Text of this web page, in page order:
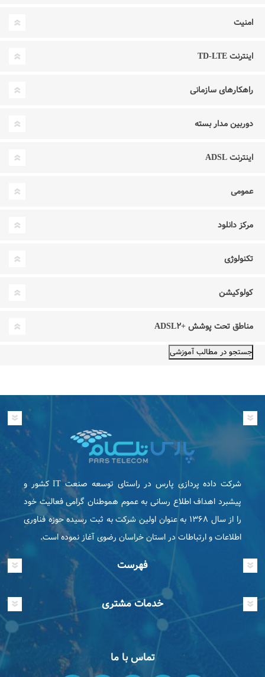
امنیت
اینترنت TD-LTE
راهکارهای سازمانی
دوربین مدار بسته
اینترنت ADSL
عمومی
مرکز دانلود
تکنولوژی
کولوکیشن
مناطق تحت پوشش +ADSL۲
شرکت داده پردازی پارس در راستای توسعه صنعت IT كشور و
پیشبرد اهداف اطلاع رسانی به عموم هموطنان گرامی فعاليت خود
را از سال ۱۳۶۸ به عنوان اولین شرکت به ثبت رسیده حوزه فناوری
اطلاعات و ارتباطات در استان خراسان رضوی آغاز نموده است.
فهرست
خدمات مشتری
تماس با ما